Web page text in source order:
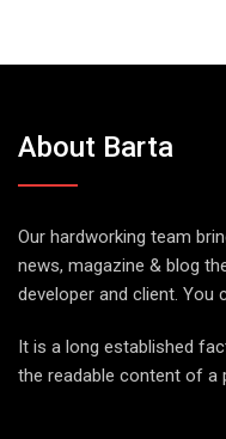
About Barta
Our hardworking team
news, magazine & blog
developer and client. You
It is a long established
the readable content of a